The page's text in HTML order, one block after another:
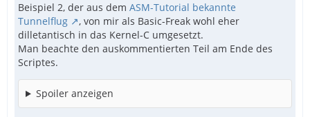
Beispiel 2, der aus dem ASM-Tutorial bekannte
Tunnelflug
, von mir als Basic-Freak wohl eher
dilletantisch in das Kernel-C umgesetzt.
Man beachte den auskommentierten Teil am Ende des
Scriptes.
Spoiler anzeigen